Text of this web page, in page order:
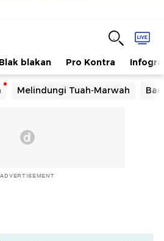
Blak blakan Pro Kontra
Melindungi Tuah-Marwah
ADVERTISEMENT